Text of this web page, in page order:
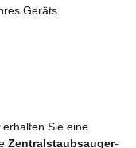
Geräts.
erhalten Sie eine
Zentralstaubsauger-